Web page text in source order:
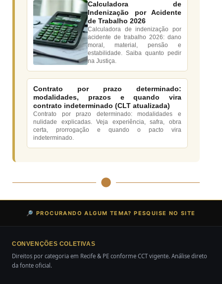
Calculadora de
Indenização por Acidente
de Trabalho 2026
Calculadora de indenização por
acidente de trabalho 2026: dano
moral, material, pensão e
estabilidade. Saiba quanto pedir
na Justiça.
Contrato por prazo determinado:
modalidades, prazos e quando vira
contrato indeterminado (CLT atualizada)
Contrato por prazo determinado: modalidades e
nulidade explicadas. Veja experiência, safra, obra
certa, prorrogação e quando o pacto vira
indeterminado.
🔎 PROCURANDO ALGUM TEMA? PESQUISE NO SITE
CONVENÇÕES COLETIVAS
Direitos por categoria em Recife & PE conforme CCT vigente. Análise direto
da fonte oficial.